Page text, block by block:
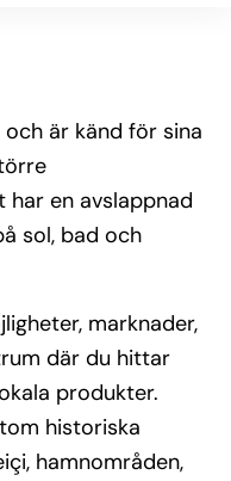
är känd för sina
har en avslappnad
sol, bad och
marknader,
där du hittar
produkter.
historiska
hamnområden,